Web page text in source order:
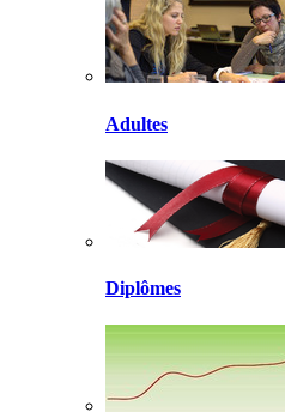
Adultes
Diplômes